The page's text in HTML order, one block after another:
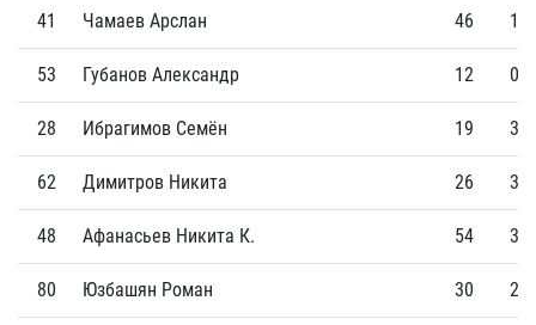
41 Чамаев Арслан 46 1
53 Губанов Александр 12 0
28 Ибрагимов Семён 19 3
62 Димитров Никита 26 3
48 Афанасьев Никита К. 54 3
80 Юзбашян Роман 30 2